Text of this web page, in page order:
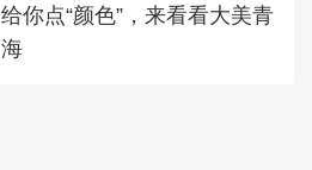
给你点“颜色”，来看看大美青
海